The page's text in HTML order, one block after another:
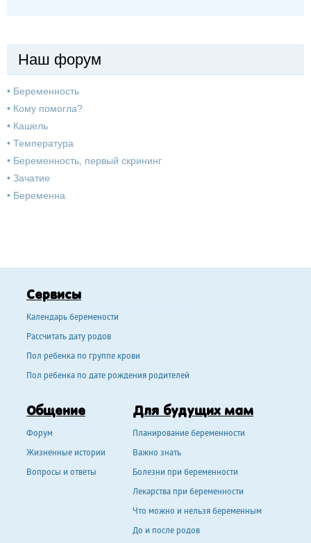
Наш форум
• Беременность
• Кому помогла?
• Кашель
• Температура
• Беременность, первый скрининг
• Зачатие
• Беременна
Сервисы
Календарь беремености
Рассчитать дату родов
Пол ребенка по группе крови
Пол ребенка по дате рождения родителей
Общение
Форум
Жизненные истории
Вопросы и ответы
Для будущих мам
Планирование беременности
Важно знать
Болезни при беременности
Лекарства при беременности
Что можно и нельзя беременным
До и после родов